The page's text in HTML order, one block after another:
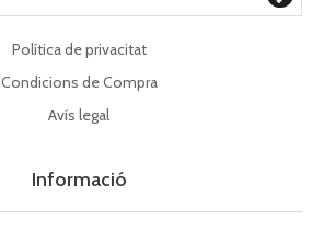
Política de privacitat
Condicions de Compra
Avís legal
Informació